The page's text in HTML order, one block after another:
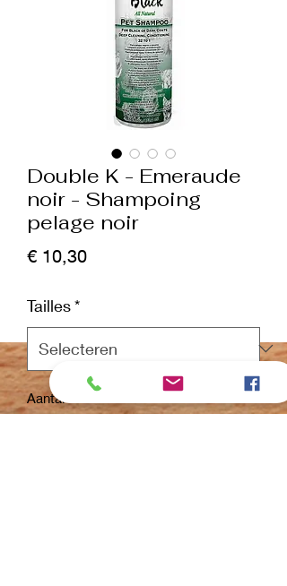
Double K - Emeraude
noir - Shampoing
pelage noir
€ 10,30Prijs
Tailles*
Aantal